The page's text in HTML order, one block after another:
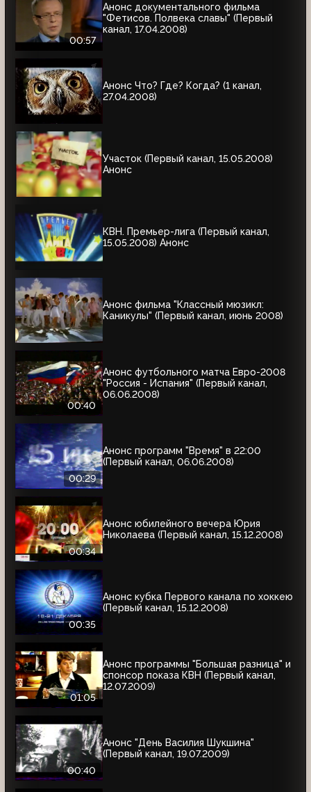
00:57
Анонс документального фильма
"Фетисов. Полвека славы" (Первый
канал, 17.04.2008)
Анонс Что? Где? Когда? (1 канал,
27.04.2008)
Участок (Первый канал, 15.05.2008)
Анонс
КВН. Премьер-лига (Первый канал,
15.05.2008) Анонс
Анонс фильма "Классный мюзикл:
Каникулы" (Первый канал, июнь 2008)
00:40
Анонс футбольного матча Евро-2008
"Россия - Испания" (Первый канал,
06.06.2008)
00:29
Анонс программ "Время" в 22:00
(Первый канал, 06.06.2008)
00:34
Анонс юбилейного вечера Юрия
Николаева (Первый канал, 15.12.2008)
00:35
Анонс кубка Первого канала по хоккею
(Первый канал, 15.12.2008)
01:05
Анонс программы "Большая разница" и
спонсор показа КВН (Первый канал,
12.07.2009)
00:40
Анонс "День Василия Шукшина"
(Первый канал, 19.07.2009)